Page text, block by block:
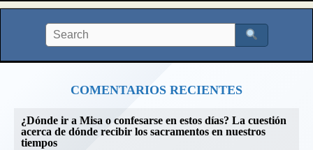
COMENTARIOS RECIENTES
¿Dónde ir a Misa o confesarse en estos días? La cuestión
acerca de dónde recibir los sacramentos en nuestros
tiempos